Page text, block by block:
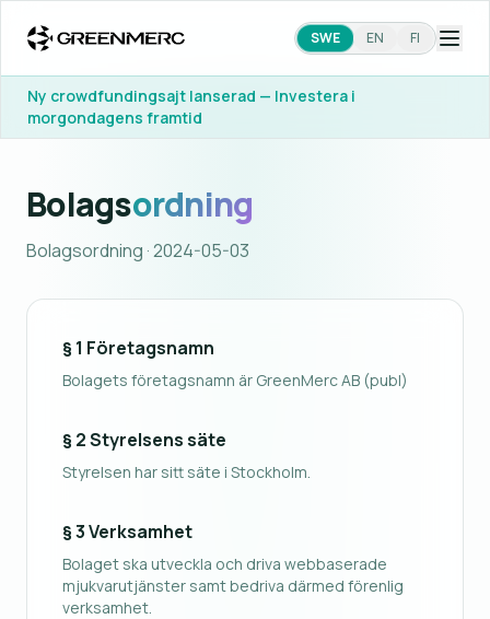
SWE EN FI
Ny crowdfundingsajt lanserad — Investera i
morgondagens framtid
Bolagsordning
Bolagsordning · 2024-05-03
§ 1 Företagsnamn
Bolagets företagsnamn är GreenMerc AB (publ)
§ 2 Styrelsens säte
Styrelsen har sitt säte i Stockholm.
§ 3 Verksamhet
Bolaget ska utveckla och driva webbaserade
mjukvarutjänster samt bedriva därmed förenlig
verksamhet.